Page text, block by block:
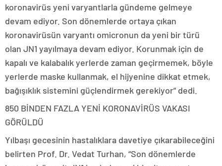
koronavirüs yeni varyantlarla gündeme gelmeye
devam ediyor. Son dönemlerde ortaya çıkan
koronavirüsün varyantı omicronun da yeni bir türü
olan JN1 yayılmaya devam ediyor. Korunmak için de
kapalı ve kalabalık yerlerde zaman geçirmemek, böyle
yerlerde maske kullanmak, el hijyenine dikkat etmek,
bağışıklık sistemini güçlendirmek gerekiyor” dedi.
850 BİNDEN FAZLA YENİ KORONAVİRÜS VAKASI
GÖRÜLDÜ
Yılbaşı gecesinin hastalıklara davetiye çıkarabileceğini
belirten Prof. Dr. Vedat Turhan, “Son dönemlerde